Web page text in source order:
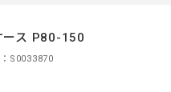
ース P80-150
：S0033870